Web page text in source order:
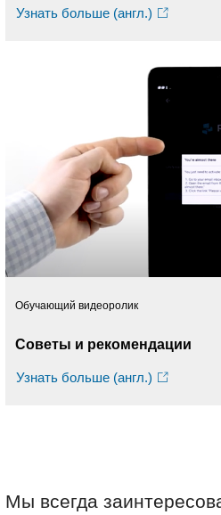
Узнать больше (англ.)
Обучающий видеоролик
Советы и рекомендации
Узнать больше (англ.)
Мы всегда